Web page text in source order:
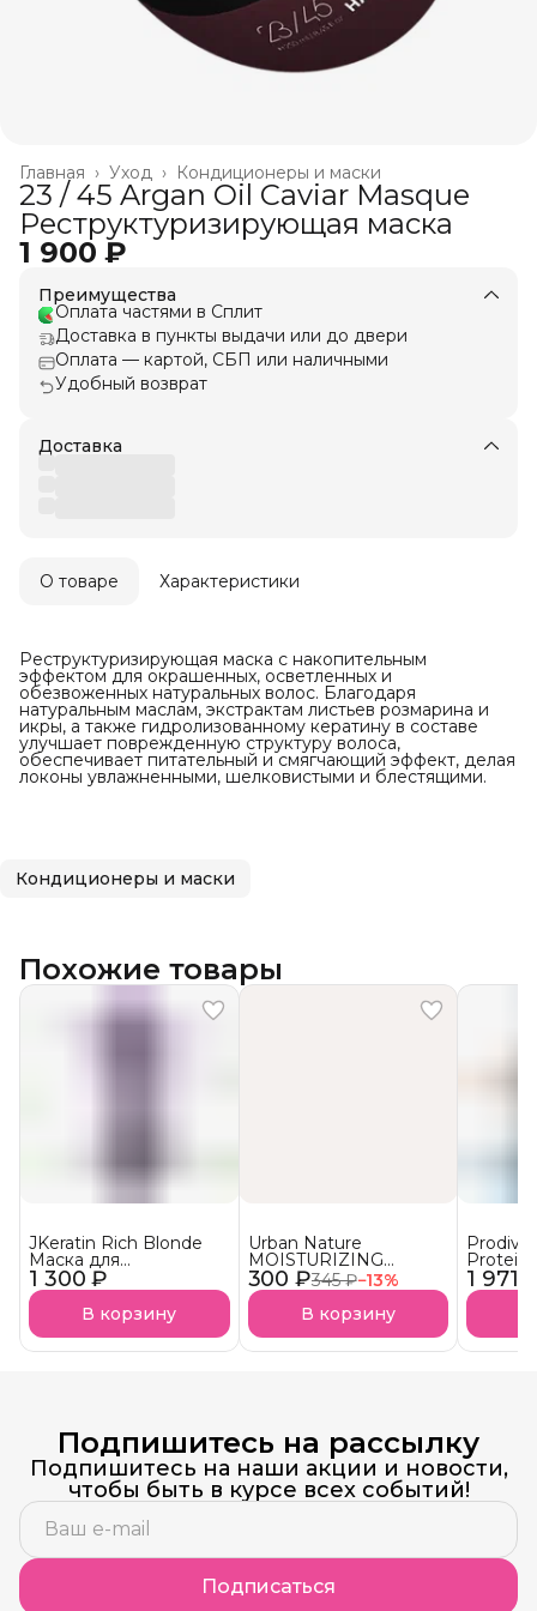
Кондиционеры и маски
Уход ›
Главная ›
23 / 45 Argan Oil Caviar Masque
Реструктуризирующая маска
1 900 ₽
Преимущества
Оплата частями в Сплит
Доставка в пункты выдачи или до двери
Оплата — картой, СБП или наличными
Удобный возврат
Доставка
О товаре Характеристики
Реструктуризирующая маска с накопительным
эффектом для окрашенных, осветленных и
обезвоженных натуральных волос. Благодаря
натуральным маслам, экстрактам листьев розмарина и
икры, а также гидролизованному кератину в составе
улучшает поврежденную структуру волоса,
обеспечивает питательный и смягчающий эффект, делая
локоны увлажненными, шелковистыми и блестящими.
Кондиционеры и маски
Похожие товары
1 300 ₽
JKeratin Rich Blonde
Маска для
осветленных волос
Уход & нейтрализация
желтизны СКОРО В
НАЛИЧИИ!
В корзину
300 ₽345 ₽−13%
Urban Nature
MOISTURIZING
Кондиционер
Увлажняющий АКЦИЯ!
В корзину
1 971
Protein
Подпишитесь на рассылку
Подпишитесь на наши акции и новости,
чтобы быть в курсе всех событий!
Подписаться